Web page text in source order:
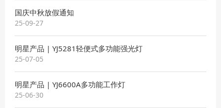
国庆中秋放假通知
25-09-27
明星产品 | YJ5281轻便式多功能强光灯
25-07-05
明星产品 | YJ6600A多功能工作灯
25-06-30